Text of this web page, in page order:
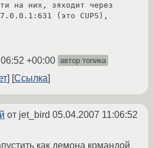
на них, зяходит через
(это CUPS),
+00:00 автор топика
Ссылка
от jet_bird 05.04.2007 11:06:52
как демона командой